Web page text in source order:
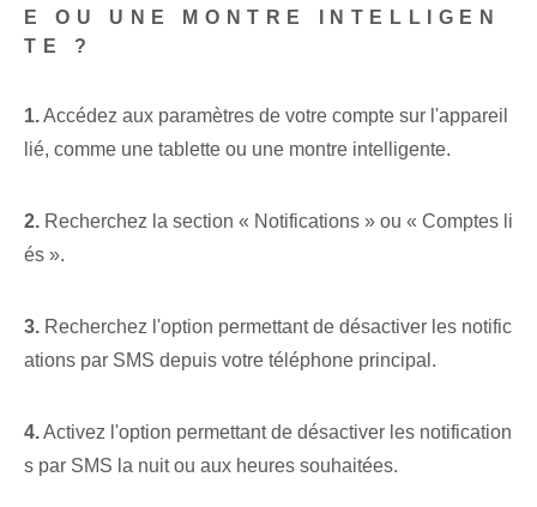
E OU UNE MONTRE INTELLIGEN
TE ?
1.⁢Accédez aux paramètres de votre compte sur l'appareil
lié, comme une tablette ou une montre intelligente.
2. Recherchez la section « Notifications » ou « Comptes li
és ».
3. Recherchez l'option permettant de désactiver les notific
ations par SMS depuis votre téléphone principal.
4.Activez l'option permettant de désactiver les notification
s par SMS la nuit ou aux heures souhaitées.